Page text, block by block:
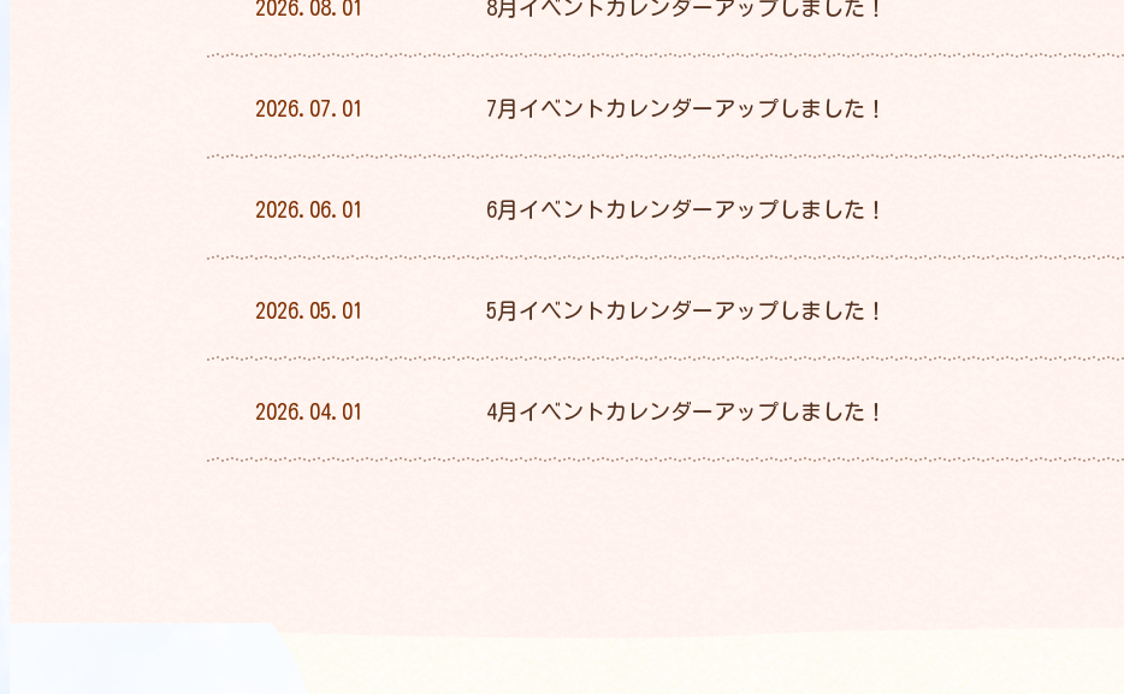
2026.08.01 8月イベントカレンダーアップしました！
2026.07.01 7月イベントカレンダーアップしました！
2026.06.01 6月イベントカレンダーアップしました！
2026.05.01 5月イベントカレンダーアップしました！
2026.04.01 4月イベントカレンダーアップしました！